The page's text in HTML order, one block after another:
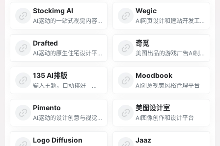
Stockimg AI
AI驱动的一站式视觉内容创作平台
Wegic
AI网页设计和建站开发工具
Drafted
AI驱动的原生住宅设计平台
奇觅
美图出品的游戏广告AI制作投放平台
135 AI排版
输入主题，自动排好一篇公众号推文
Moodbook
AI创意视觉风格管理平台
Pimento
AI驱动的设计创意与视觉参考平台
美图设计室
AI图像创作和设计平台
Logo Diffusion Jaaz